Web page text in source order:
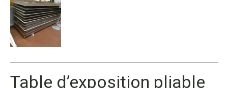
Table d’exposition pliable